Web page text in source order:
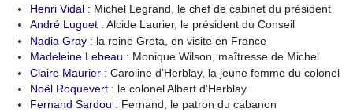
Henri Vidal : Michel Legrand, le chef de cabinet du président
André Luguet : Alcide Laurier, le président du Conseil
Nadia Gray : la reine Greta, en visite en France
Madeleine Lebeau : Monique Wilson, maîtresse de Michel
Claire Maurier : Caroline d'Herblay, la jeune femme du colonel
Noël Roquevert : le colonel Albert d'Herblay
Fernand Sardou : Fernand, le patron du cabanon